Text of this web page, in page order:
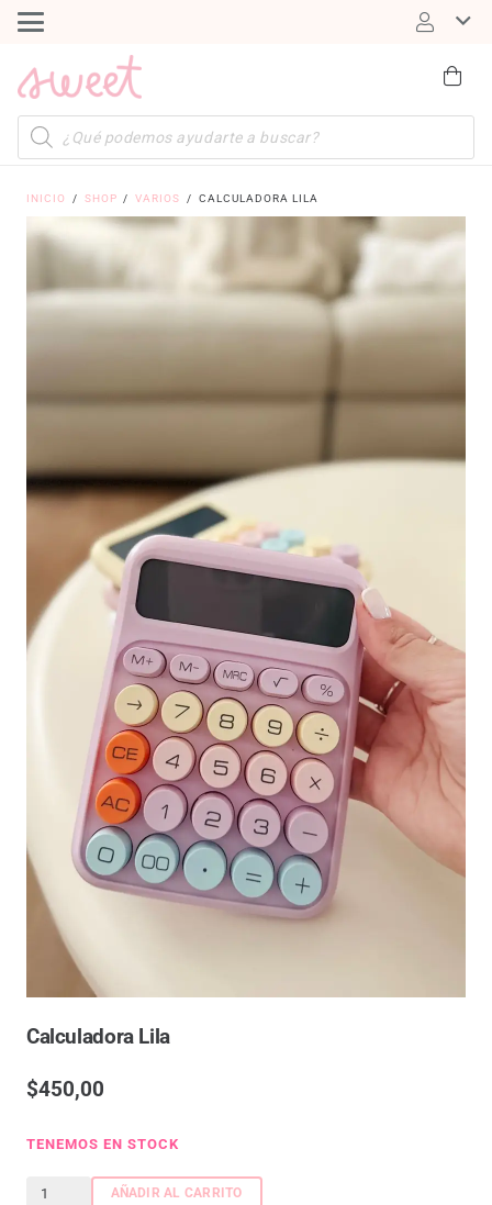
Búsqueda
de
productos
INICIO / SHOP / VARIOS / CALCULADORA LILA
Calculadora Lila
$450,00
TENEMOS EN STOCK
CalculadoraAÑADIR AL CARRITO